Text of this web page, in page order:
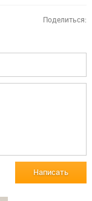
Поделиться:
Написать